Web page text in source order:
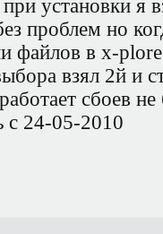
установки я
проблем но
файлов в x-
взял 2й и
сбоев
с 24-05-2010